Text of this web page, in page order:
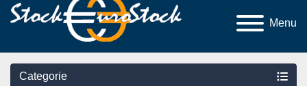
Menu
Categorie